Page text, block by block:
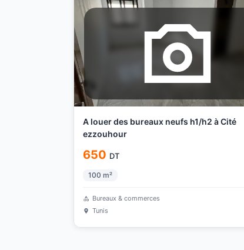
A louer des bureaux neufs h1/h2 à Cité
ezzouhour
650 DT
100 m²
Bureaux & commerces
Tunis